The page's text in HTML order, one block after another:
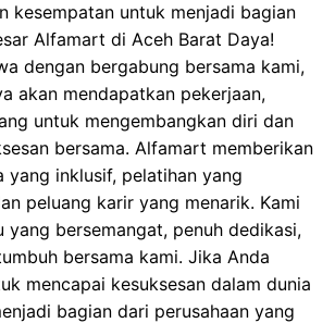
kesempatan untuk menjadi bagian
Alfamart di Aceh Barat Daya!
dengan bergabung bersama kami,
akan mendapatkan pekerjaan,
untuk mengembangkan diri dan
bersama. Alfamart memberikan
yang inklusif, pelatihan yang
peluang karir yang menarik. Kami
yang bersemangat, penuh dedikasi,
bersama kami. Jika Anda
mencapai kesuksesan dalam dunia
bagian dari perusahaan yang